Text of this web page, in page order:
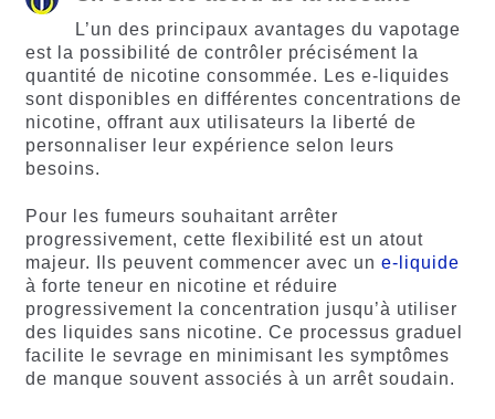
L’un des principaux avantages du vapotage
est la possibilité de contrôler précisément la
quantité de nicotine consommée. Les e-liquides
sont disponibles en différentes concentrations de
nicotine, offrant aux utilisateurs la liberté de
personnaliser leur expérience selon leurs
besoins.
Pour les fumeurs souhaitant arrêter
progressivement, cette flexibilité est un atout
majeur. Ils peuvent commencer avec un e-liquide
à forte teneur en nicotine et réduire
progressivement la concentration jusqu’à utiliser
des liquides sans nicotine. Ce processus graduel
facilite le sevrage en minimisant les symptômes
de manque souvent associés à un arrêt soudain.